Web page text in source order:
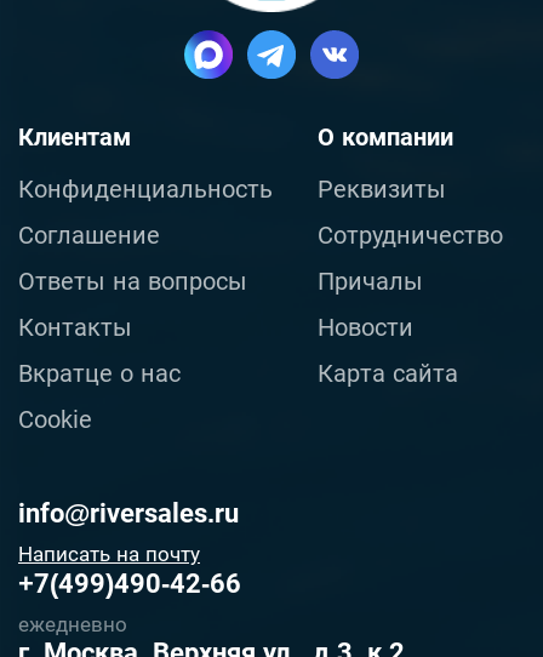
Клиентам
Конфиденциальность
Соглашение
Ответы на вопросы
Контакты
Вкратце о нас
Cookie
О компании
Реквизиты
Сотрудничество
Причалы
Новости
Карта сайта
info@riversales.ru
Написать на почту
+7(499)490-42-66
ежедневно